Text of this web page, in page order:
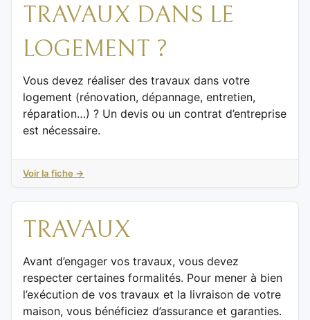
TRAVAUX DANS LE
LOGEMENT ?
Vous devez réaliser des travaux dans votre
logement (rénovation, dépannage, entretien,
réparation…) ? Un devis ou un contrat d’entreprise
est nécessaire.
Voir la fiche →
TRAVAUX
Avant d’engager vos travaux, vous devez
respecter certaines formalités. Pour mener à bien
l’exécution de vos travaux et la livraison de votre
maison, vous bénéficiez d’assurance et garanties.